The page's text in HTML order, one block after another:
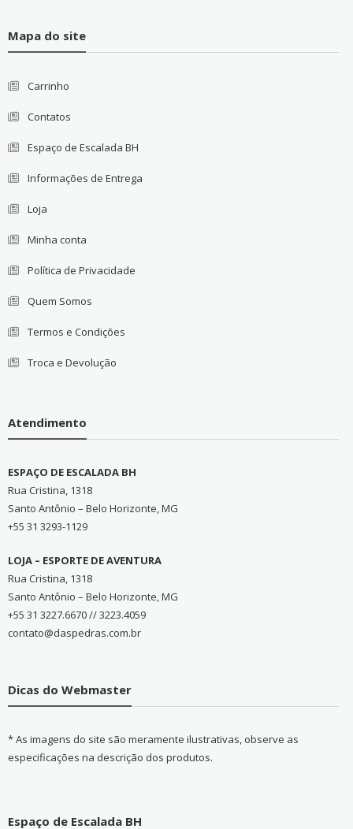
Mapa do site
Carrinho
Contatos
Espaço de Escalada BH
Informações de Entrega
Loja
Minha conta
Política de Privacidade
Quem Somos
Termos e Condições
Troca e Devolução
Atendimento
ESPAÇO DE ESCALADA BH
Rua Cristina, 1318
Santo Antônio – Belo Horizonte, MG
+55 31 3293-1129
LOJA – ESPORTE DE AVENTURA
Rua Cristina, 1318
Santo Antônio – Belo Horizonte, MG
+55 31 3227.6670 // 3223.4059
contato@daspedras.com.br
Dicas do Webmaster
* As imagens do site são meramente ilustrativas, observe as
especificações na descrição dos produtos.
Espaço de Escalada BH